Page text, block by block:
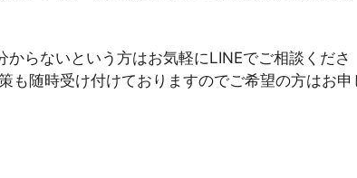
らないという方はお気軽にLINEでご相談くださ
も随時受け付けておりますのでご希望の方はお申